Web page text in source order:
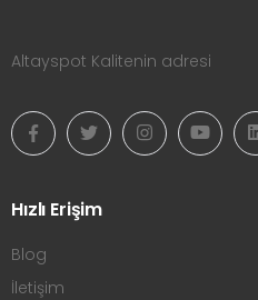
Altayspot Kalitenin adresi
Hızlı Erişim
Blog
İletişim